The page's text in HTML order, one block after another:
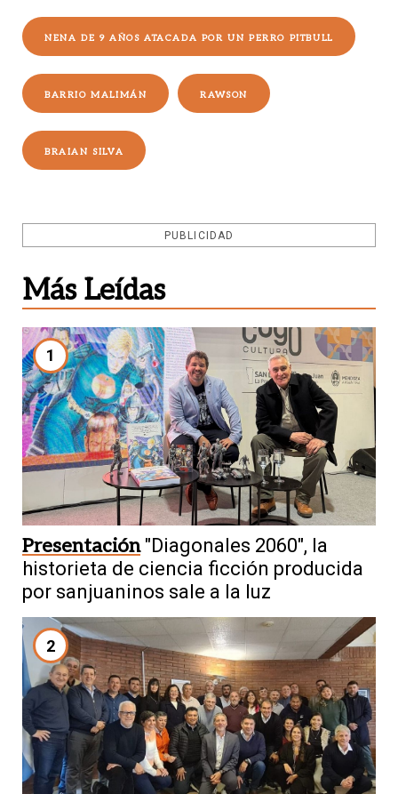
NENA DE 9 AÑOS ATACADA POR UN PERRO PITBULL
BARRIO MALIMÁN RAWSON
BRAIAN SILVA
PUBLICIDAD
Más Leídas
1
Presentación "Diagonales 2060", la
historieta de ciencia ficción producida
por sanjuaninos sale a la luz
2